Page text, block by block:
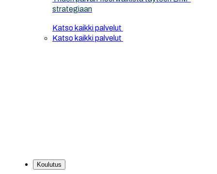
strategiaan
Katso kaikki palvelut
Katso kaikki palvelut
Koulutus